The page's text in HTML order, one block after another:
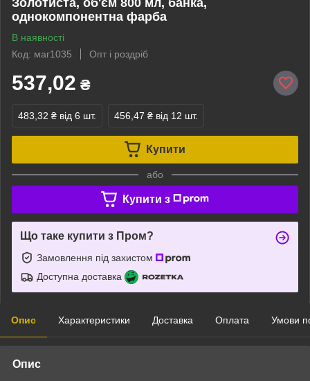
однокомпонентна фарба
В наявності
Код: маг1035
Опт і роздріб
537,02 ₴
483,32 ₴ від 6 шт. 456,47 ₴ від 12 шт.
Купити
або
Купити з
Що таке купити з Пром?
Замовлення під захистом
Доступна доставка
Опис Характеристики Доставка Оплата Умови
Опис